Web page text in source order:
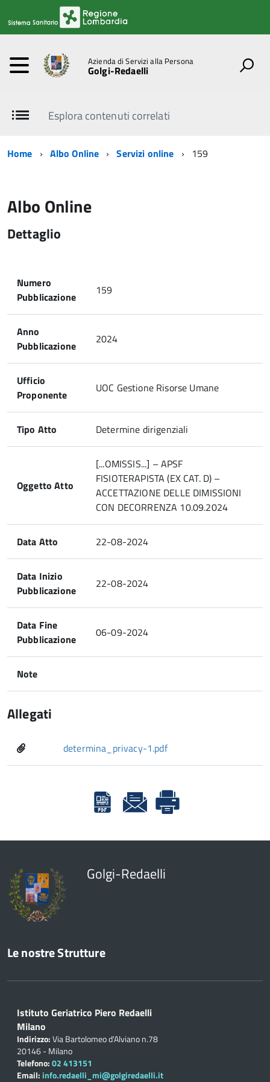
Azienda di Servizi alla Persona
Golgi-Redaelli
Esplora contenuti correlati
Home Albo Online Servizi online 159
Albo Online
Dettaglio
Numero
Pubblicazione
159
Anno
Pubblicazione
2024
Ufficio
Proponente
UOC Gestione Risorse Umane
Tipo Atto Determine dirigenziali
Oggetto Atto
[...OMISSIS...] – APSF
FISIOTERAPISTA (EX CAT. D) –
ACCETTAZIONE DELLE DIMISSIONI
CON DECORRENZA 10.09.2024
Data Atto 22-08-2024
Data Inizio
Pubblicazione
22-08-2024
Data Fine
Pubblicazione
06-09-2024
Note
Allegati
determina_privacy-1.pdf
Golgi-Redaelli
Le nostre Strutture
Istituto Geriatrico Piero Redaelli
Milano
Indirizzo:Via Bartolomeo d'Alviano n.78
20146 - Milano
Telefono:02 413151
Email: info.redaelli_mi@golgiredaelli.it